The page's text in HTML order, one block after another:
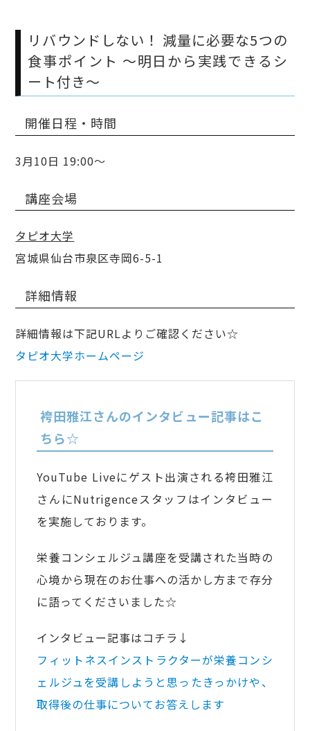
リバウンドしない！ 減量に必要な5つの
食事ポイント ～明日から実践できるシ
ート付き～
開催日程・時間
3月10日 19:00～
講座会場
タピオ大学
宮城県仙台市泉区寺岡6-5-1
詳細情報
詳細情報は下記URLよりご確認ください☆
タピオ大学ホームページ
袴田雅江さんのインタビュー記事はこ
ちら☆
YouTube Liveにゲスト出演される袴田雅江
さんにNutrigenceスタッフはインタビュー
を実施しております。
栄養コンシェルジュ講座を受講された当時の
心境から現在のお仕事への活かし方まで存分
に語ってくださいました☆
インタビュー記事はコチラ↓
フィットネスインストラクターが栄養コンシ
ェルジュを受講しようと思ったきっかけや、
取得後の仕事についてお答えします